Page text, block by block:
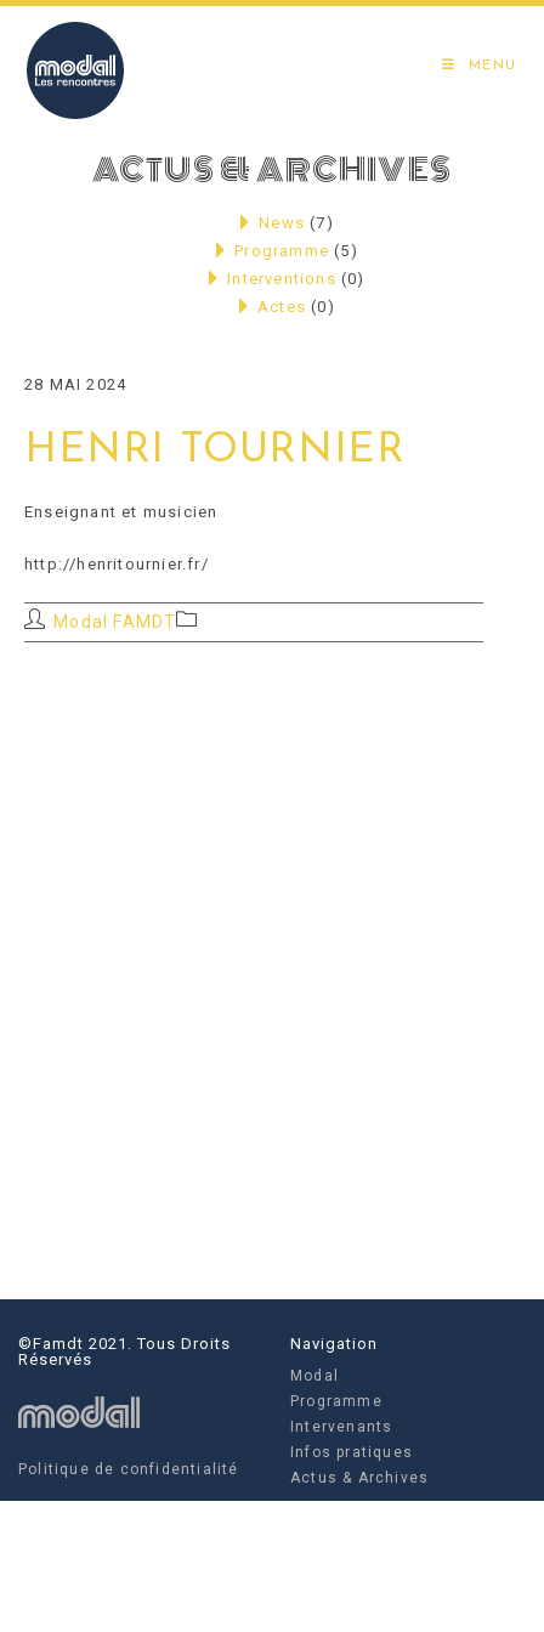
content
MENU
28 MAI 2024
HENRI TOURNIER
Enseignant et musicien
http://henritournier.fr/
Auteur/autrice
de
Modal FAMDTPost
category:
ACTUS & ARCHIVES
News (7)
Programme (5)
Interventions (0)
Actes (0)
©famdt 2021. Tous Droits
Réservés
Politique de confidentialité
Navigation
Modal
Programme
Intervenants
Infos pratiques
Actus & Archives